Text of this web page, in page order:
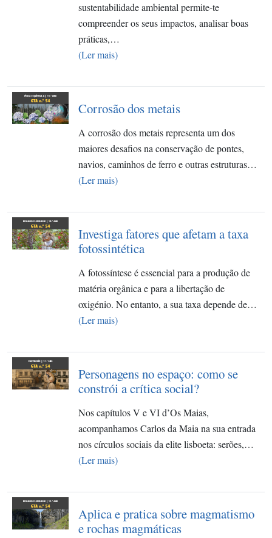
sustentabilidade ambiental permite-te
compreender os seus impactos, analisar boas
práticas,…
(Ler mais)
Corrosão dos metais
A corrosão dos metais representa um dos
maiores desafios na conservação de pontes,
navios, caminhos de ferro e outras estruturas…
(Ler mais)
Investiga fatores que afetam a taxa
fotossintética
A fotossíntese é essencial para a produção de
matéria orgânica e para a libertação de
oxigénio. No entanto, a sua taxa depende de…
(Ler mais)
Personagens no espaço: como se
constrói a crítica social?
Nos capítulos V e VI d’Os Maias,
acompanhamos Carlos da Maia na sua entrada
nos círculos sociais da elite lisboeta: serões,…
(Ler mais)
Aplica e pratica sobre magmatismo
e rochas magmáticas